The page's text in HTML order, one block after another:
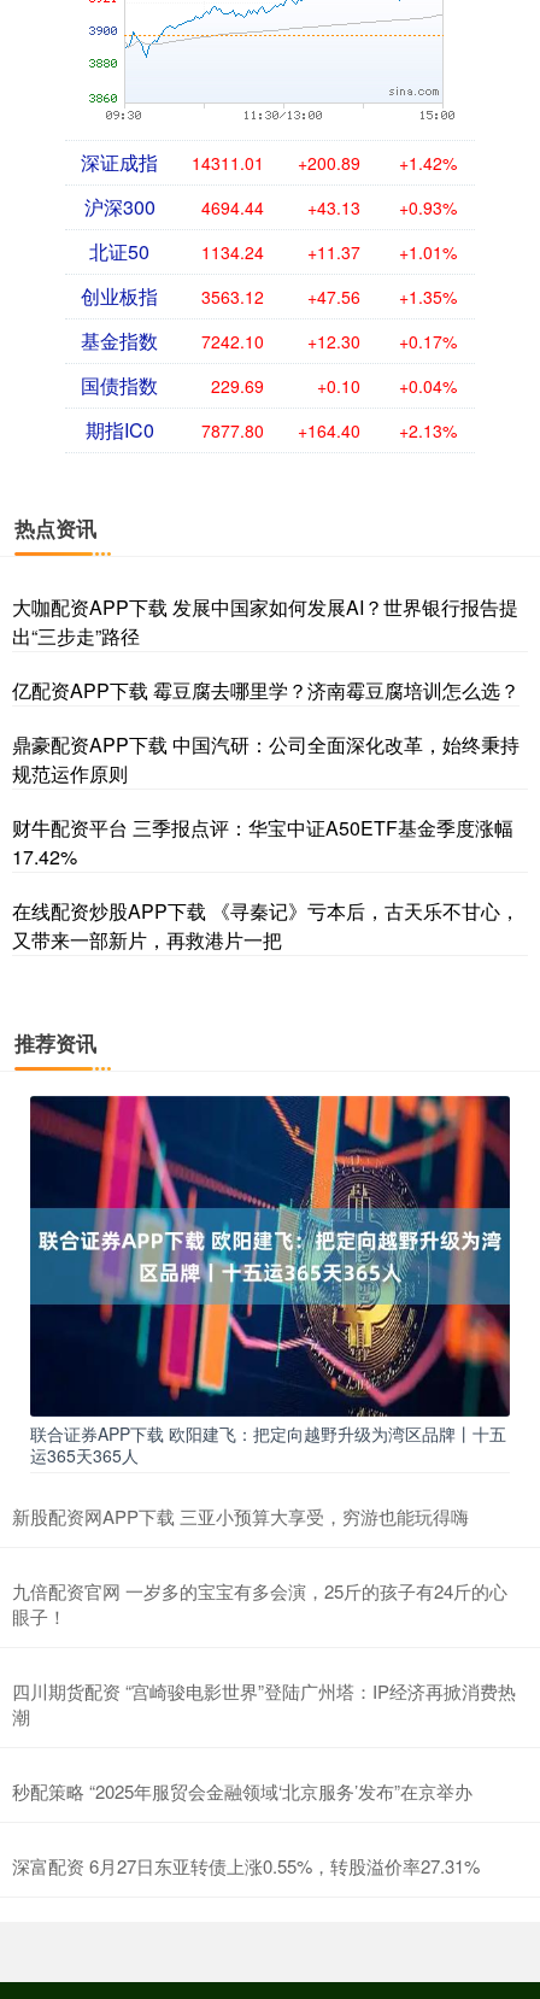
深证成指 14311.01 +200.89 +1.42%
沪深300 4694.44 +43.13 +0.93%
北证50 1134.24 +11.37 +1.01%
创业板指 3563.12 +47.56 +1.35%
基金指数 7242.10 +12.30 +0.17%
国债指数 229.69 +0.10 +0.04%
期指IC0 7877.80 +164.40 +2.13%
热点资讯
大咖配资APP下载 发展中国家如何发展AI？世界银行报告提
出“三步走”路径
亿配资APP下载 霉豆腐去哪里学？济南霉豆腐培训怎么选？
鼎豪配资APP下载 中国汽研：公司全面深化改革，始终秉持
规范运作原则
财牛配资平台 三季报点评：华宝中证A50ETF基金季度涨幅
17.42%
在线配资炒股APP下载 《寻秦记》亏本后，古天乐不甘心，
又带来一部新片，再救港片一把
推荐资讯
联合证券APP下载 欧阳建飞：把定向越野升级为湾区品牌丨十五
运365天365人
新股配资网APP下载 三亚小预算大享受，穷游也能玩得嗨
九倍配资官网 一岁多的宝宝有多会演，25斤的孩子有24斤的心
眼子！
四川期货配资 “宫崎骏电影世界”登陆广州塔：IP经济再掀消费热
潮
秒配策略 “2025年服贸会金融领域‘北京服务’发布”在京举办
深富配资 6月27日东亚转债上涨0.55%，转股溢价率27.31%